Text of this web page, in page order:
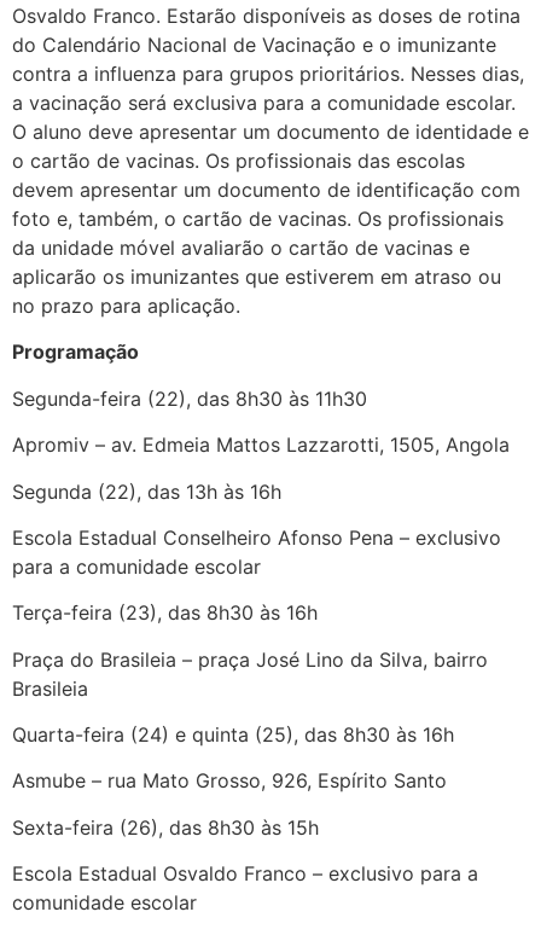
Osvaldo Franco. Estarão disponíveis as doses de rotina
do Calendário Nacional de Vacinação e o imunizante
contra a influenza para grupos prioritários. Nesses dias,
a vacinação será exclusiva para a comunidade escolar.
O aluno deve apresentar um documento de identidade e
o cartão de vacinas. Os profissionais das escolas
devem apresentar um documento de identificação com
foto e, também, o cartão de vacinas. Os profissionais
da unidade móvel avaliarão o cartão de vacinas e
aplicarão os imunizantes que estiverem em atraso ou
no prazo para aplicação.
Programação
Segunda-feira (22), das 8h30 às 11h30
Apromiv – av. Edmeia Mattos Lazzarotti, 1505, Angola
Segunda (22), das 13h às 16h
Escola Estadual Conselheiro Afonso Pena – exclusivo
para a comunidade escolar
Terça-feira (23), das 8h30 às 16h
Praça do Brasileia – praça José Lino da Silva, bairro
Brasileia
Quarta-feira (24) e quinta (25), das 8h30 às 16h
Asmube – rua Mato Grosso, 926, Espírito Santo
Sexta-feira (26), das 8h30 às 15h
Escola Estadual Osvaldo Franco – exclusivo para a
comunidade escolar